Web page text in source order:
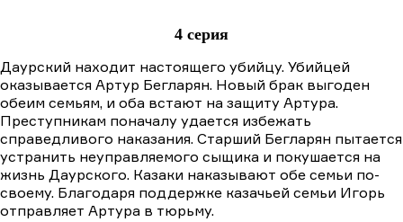
4 серия
Даурский находит настоящего убийцу. Убийцей
оказывается Артур Бегларян. Новый брак выгоден
обеим семьям, и оба встают на защиту Артура.
Преступникам поначалу удается избежать
справедливого наказания. Старший Бегларян пытается
устранить неуправляемого сыщика и покушается на
жизнь Даурского. Казаки наказывают обе семьи по-
своему. Благодаря поддержке казачьей семьи Игорь
отправляет Артура в тюрьму.